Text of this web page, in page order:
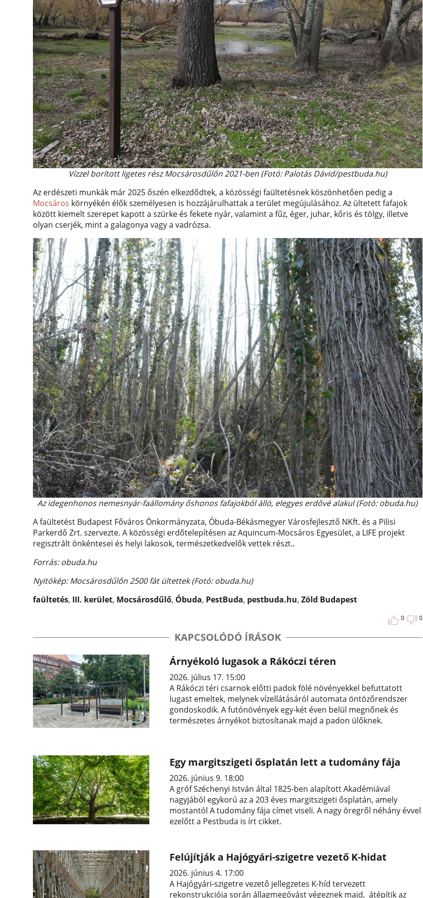
Vízzel borított ligetes rész Mocsárosdűlőn 2021-ben (Fotó: Palotás Dávid/pestbuda.hu)
Az erdészeti munkák már 2025 őszén elkezdődtek, a közösségi faültetésnek köszönhetően pedig a
Mocsáros környékén élők személyesen is hozzájárulhattak a terület megújulásához. Az ültetett fafajok
között kiemelt szerepet kapott a szürke és fekete nyár, valamint a fűz, éger, juhar, kőris és tölgy, illetve
olyan cserjék, mint a galagonya vagy a vadrózsa.
Az idegenhonos nemesnyár-faállomány őshonos fafajokból álló, elegyes erdővé alakul (Fotó: obuda.hu)
A faültetést Budapest Főváros Önkormányzata, Óbuda-Békásmegyer Városfejlesztő NKft. és a Pilisi
Parkerdő Zrt. szervezte. A közösségi erdőtelepítésen az Aquincum-Mocsáros Egyesület, a LIFE projekt
regisztrált önkéntesei és helyi lakosok, természetkedvelők vettek részt..
Forrás: obuda.hu
Nyitókép: Mocsárosdűlőn 2500 fát ültettek (Fotó: obuda.hu)
faültetés, III. kerület, Mocsárosdűlő, Óbuda, PestBuda, pestbuda.hu,Zöld Budapest
0 0
KAPCSOLÓDÓ ÍRÁSOK
Árnyékoló lugasok a Rákóczi téren
2026. július 17. 15:00
A Rákóczi téri csarnok előtti padok fölé növényekkel befuttatott
lugast emeltek, melynek vízellátásáról automata öntözőrendszer
gondoskodik. A futónövények egy-két éven belül megnőnek és
természetes árnyékot biztosítanak majd a padon ülőknek.
Egy margitszigeti ősplatán lett a tudomány fája
2026. június 9. 18:00
A gróf Széchenyi István által 1825-ben alapított Akadémiával
nagyjából egykorú az a 203 éves margitszigeti ősplatán, amely
mostantól A tudomány fája címet viseli. A nagy öregről néhány évvel
ezelőtt a Pestbuda is írt cikket.
Felújítják a Hajógyári-szigetre vezető K-hidat
2026. június 4. 17:00
A Hajógyári-szigetre vezető jellegzetes K-híd tervezett
rekonstrukciója során állagmegóvást végeznek majd, átépítik az